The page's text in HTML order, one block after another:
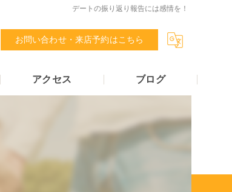
デートの振り返り報告には感情を！
お問い合わせ・来店予約はこちら
アクセス ブログ